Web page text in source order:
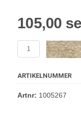
105,00
ARTIKELNUMMER
Artnr: 1005267